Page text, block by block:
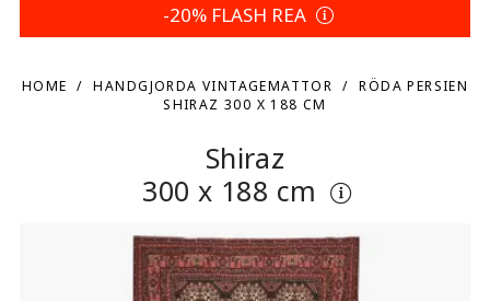
-20% FLASH REA
HOME HANDGJORDA VINTAGEMATTOR
RÖDA PERSIEN
SHIRAZ 300 X 188 CM
Shiraz
300 x 188 cm